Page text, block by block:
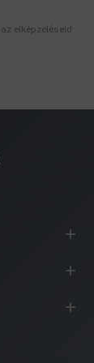
elképzeléseid